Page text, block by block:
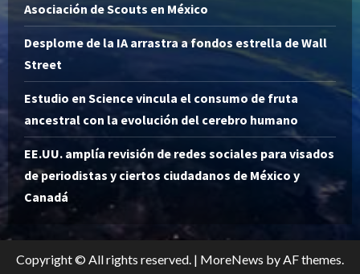
Asociación de Scouts en México
Desplome de la IA arrastra a fondos estrella de Wall
Street
Estudio en Science vincula el consumo de fruta
ancestral con la evolución del cerebro humano
EE.UU. amplía revisión de redes sociales para visados
de periodistas y ciertos ciudadanos de México y
Canadá
Copyright © All rights reserved. | MoreNews by AF themes.